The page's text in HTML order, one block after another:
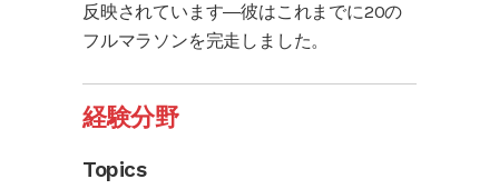
反映されています―彼はこれまでに20の
フルマラソンを完走しました。
経験分野
Topics